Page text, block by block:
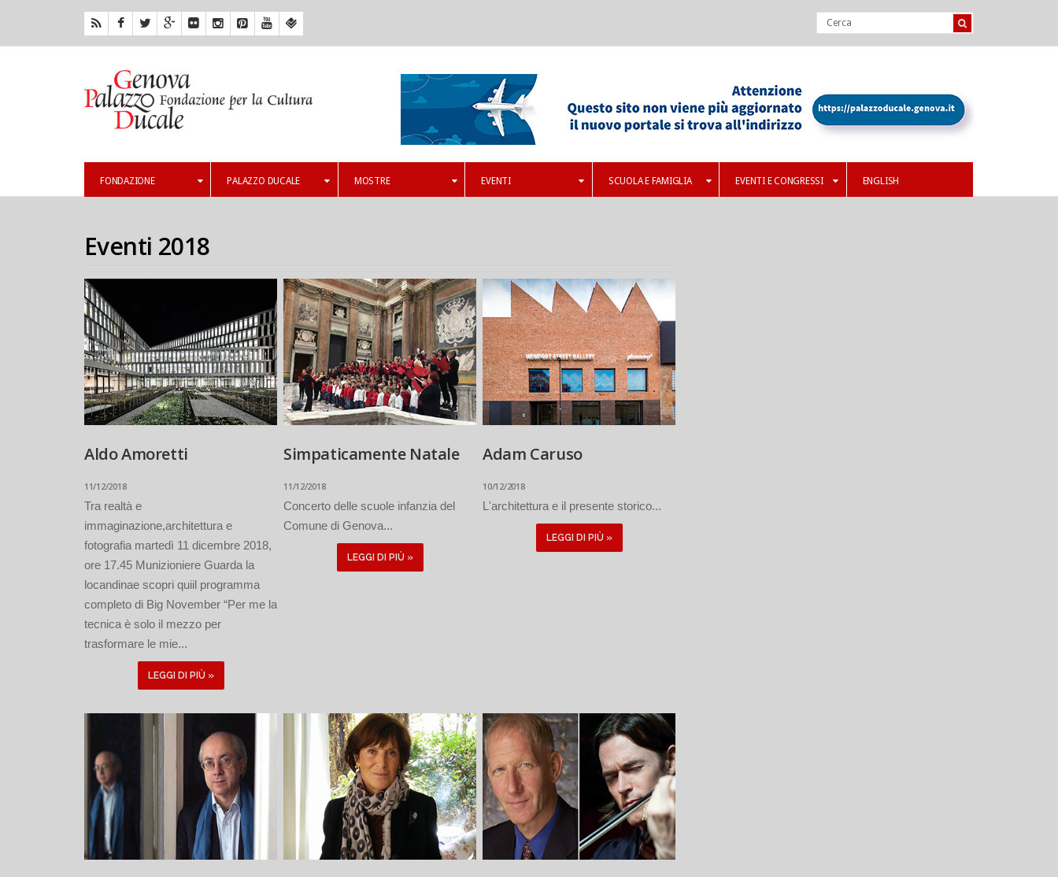
FONDAZIONE PALAZZO DUCALE MOSTRE EVENTI SCUOLA E FAMIGLIA EVENTI E CONGRESSI ENGLISH
Eventi 2018
Aldo Amoretti
11/12/2018
Tra realtà e
immaginazione,architettura e
fotografia martedì 11 dicembre 2018,
ore 17.45 Munizioniere Guarda la
locandinae scopri quiil programma
completo di Big November “Per me la
tecnica è solo il mezzo per
trasformare le mie...
LEGGI DI PIÙ »
Simpaticamente Natale
11/12/2018
Concerto delle scuole infanzia del
Comune di Genova...
LEGGI DI PIÙ »
Adam Caruso
10/12/2018
L'architettura e il presente storico...
LEGGI DI PIÙ »